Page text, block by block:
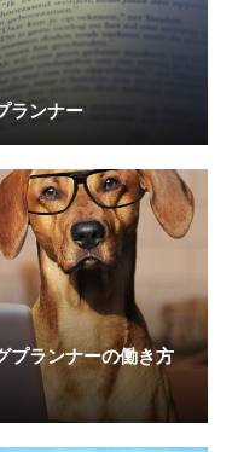
ランナー
プランナーの働き方